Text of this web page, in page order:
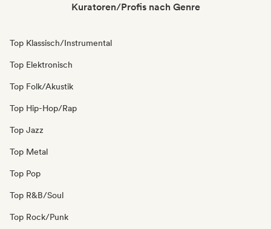
Kuratoren/Profis nach Genre
Top Klassisch/Instrumental
Top Elektronisch
Top Folk/Akustik
Top Hip-Hop/Rap
Top Jazz
Top Metal
Top Pop
Top R&B/Soul
Top Rock/Punk